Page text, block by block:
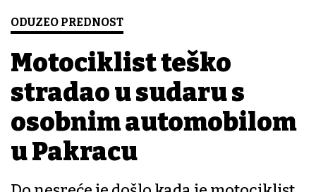
ODUZEO PREDNOST
Motociklist teško
stradao u sudaru s
osobnim automobilom
u Pakracu